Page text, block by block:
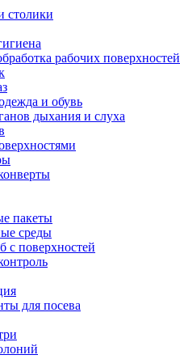
столики
рабочих поверхностей
и обувь
дыхания и слуха
пакеты
среды
с поверхностей
для посева